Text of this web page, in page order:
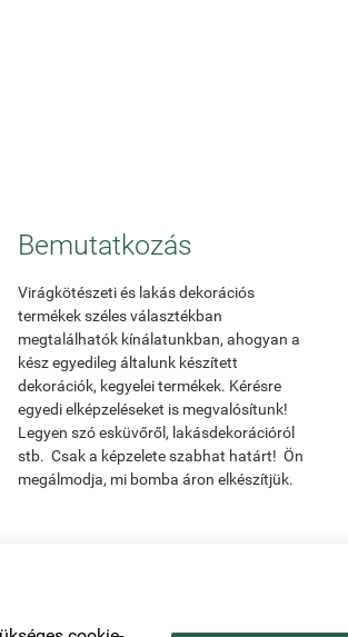
Bemutatkozás
Virágkötészeti és lakás dekorációs
termékek széles választékban
megtalálhatók kínálatunkban, ahogyan a
kész egyedileg általunk készített
dekorációk, kegyelei termékek. Kérésre
egyedi elképzeléseket is megvalósítunk!
Legyen szó esküvőről, lakásdekorációról
stb. Csak a képzelete szabhat határt! Ön
megálmodja, mi bomba áron elkészítjük.